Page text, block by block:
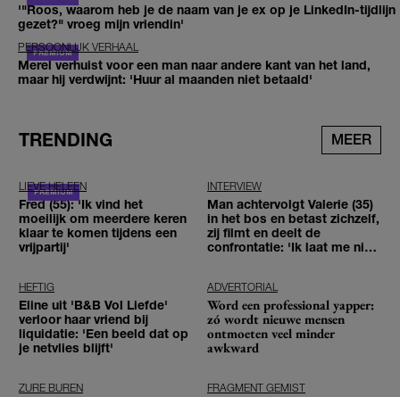
'"Roos, waarom heb je de naam van je ex op je LinkedIn-tijdlijn
gezet?" vroeg mijn vriendin'
PERSOONLIJK VERHAAL
Merel verhuist voor een man naar andere kant van het land,
maar hij verdwijnt: 'Huur al maanden niet betaald'
TRENDING MEER
LIEVE HELEEN
Fred (55): 'Ik vind het
moeilijk om meerdere keren
klaar te komen tijdens een
vrijpartij'
INTERVIEW
Man achtervolgt Valerie (35)
in het bos en betast zichzelf,
zij filmt en deelt de
confrontatie: 'Ik laat me niet
HEFTIG
Eline uit 'B&B Vol Liefde'
verloor haar vriend bij
liquidatie: 'Een beeld dat op
je netvlies blijft'
ADVERTORIAL
Word een professional yapper:
zó wordt nieuwe mensen
ontmoeten veel minder
awkward
ZURE BUREN FRAGMENT GEMIST